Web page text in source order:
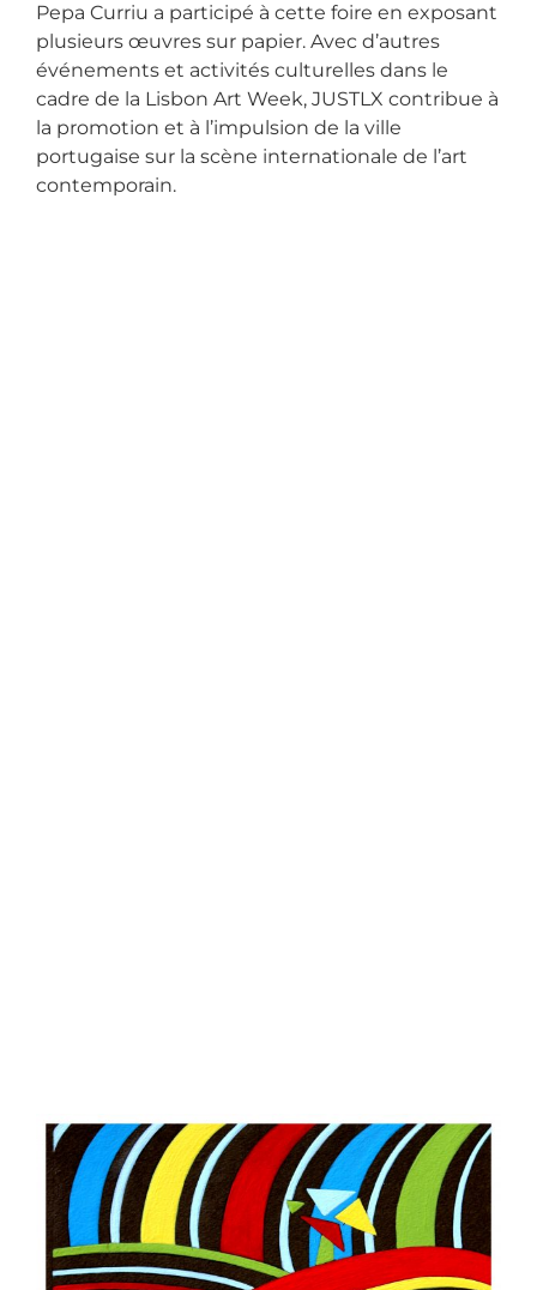
Pepa Curriu a participé à cette foire en exposant
plusieurs œuvres sur papier. Avec d’autres
événements et activités culturelles dans le
cadre de la Lisbon Art Week, JUSTLX contribue à
la promotion et à l’impulsion de la ville
portugaise sur la scène internationale de l’art
contemporain.